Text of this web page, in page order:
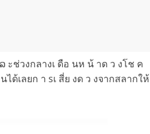
ะช่วงกลางเ ดือ นห น้ าด ว งโช ค
ด้เลยก า sเ สี่ย งด ว งจากสลากให้